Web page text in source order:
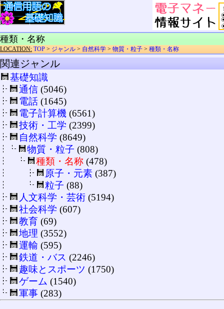
種類・名称
LOCATION: TOP > ジャンル > 自然科学 > 物質・粒子 > 種類・名称
関連ジャンル
基礎知識
通信 (5046)
電話 (1645)
電子計算機 (6561)
技術・工学 (2399)
自然科学 (8649)
物質・粒子 (808)
種類・名称 (478)
原子・元素 (387)
粒子 (88)
人文科学・芸術 (5194)
社会科学 (607)
教育 (69)
地理 (3552)
運輸 (595)
鉄道・バス (2246)
趣味とスポーツ (1750)
ゲーム (1540)
軍事 (283)